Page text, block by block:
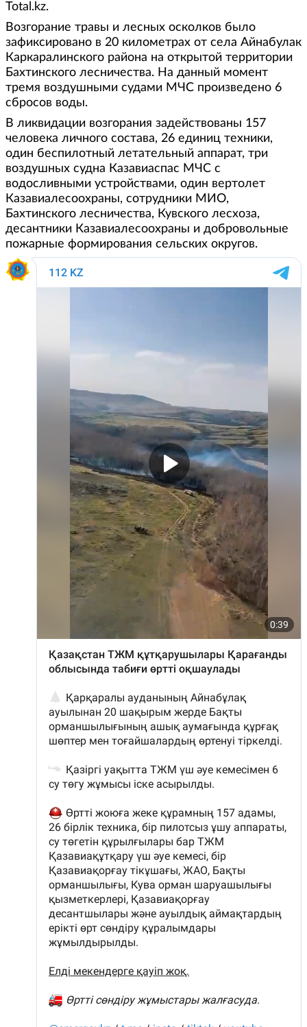
Total.kz.
Возгорание травы и лесных осколков было
зафиксировано в 20 километрах от села Айнабулак
Каркаралинского района на открытой территории
Бахтинского лесничества. На данный момент
тремя воздушными судами МЧС произведено 6
сбросов воды.
В ликвидации возгорания задействованы 157
человека личного состава, 26 единиц техники,
один беспилотный летательный аппарат, три
воздушных судна Казавиаспас МЧС с
водосливными устройствами, один вертолет
Казавиалесоохраны, сотрудники МИО,
Бахтинского лесничества, Кувского лесхоза,
десантники Казавиалесоохраны и добровольные
пожарные формирования сельских округов.